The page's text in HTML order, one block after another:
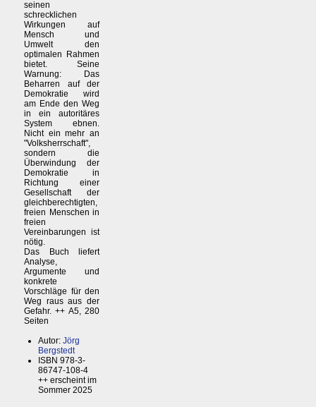
seinen
schrecklichen
Wirkungen auf
Mensch und
Umwelt den
optimalen Rahmen
bietet. Seine
Warnung: Das
Beharren auf der
Demokratie wird
am Ende den Weg
in ein autoritäres
System ebnen.
Nicht ein mehr an
"Volksherrschaft",
sondern die
Überwindung der
Demokratie in
Richtung einer
Gesellschaft der
gleichberechtigten,
freien Menschen in
freien
Vereinbarungen ist
nötig.
Das Buch liefert
Analyse,
Argumente und
konkrete
Vorschläge für den
Weg raus aus der
Gefahr. ++ A5, 280
Seiten
Autor: Jörg
Bergstedt
ISBN 978-3-
86747-108-4
++ erscheint im
Sommer 2025